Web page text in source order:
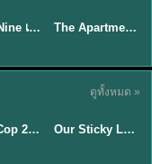
Mystic Nine เก้าสกุล (2026) พากย์ไทย ซับไทย EP.1-30 ★5.3 The Apartment Job (2026) ท่านประธานกำมะลอ พากย์ไทย ซับไทย EP1-12
ดูทั้งหมด »
Flex X Cop 2 คุณชายสายสืบ ซีซั่น 2 (2026) พากย์ไทย ซับไทย EP.1-14 ★6
ซับไทย
Our Sticky Love รักติดหนึบ (2026) พากย์ไทย ซับไทย EP.1-12